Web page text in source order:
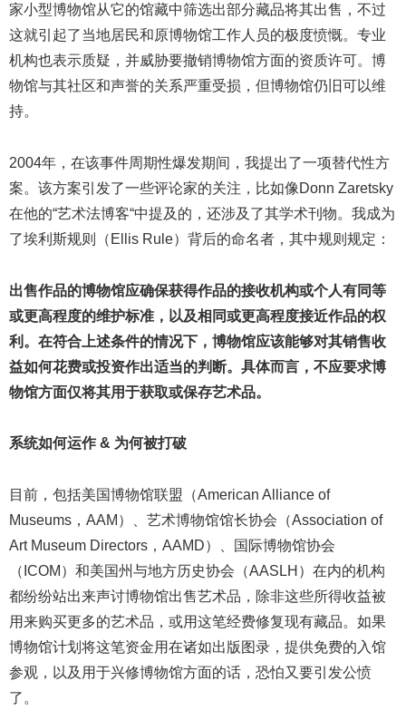
家小型博物馆从它的馆藏中筛选出部分藏品将其出售，不过
这就引起了当地居民和原博物馆工作人员的极度愤慨。专业
机构也表示质疑，并威胁要撤销博物馆方面的资质许可。博
物馆与其社区和声誉的关系严重受损，但博物馆仍旧可以维
持。
2004年，在该事件周期性爆发期间，我提出了一项替代性方
案。该方案引发了一些评论家的关注，比如像Donn Zaretsky
在他的“艺术法博客“中提及的，还涉及了其学术刊物。我成为
了埃利斯规则（Ellis Rule）背后的命名者，其中规则规定：
出售作品的博物馆应确保获得作品的接收机构或个人有同等
或更高程度的维护标准，以及相同或更高程度接近作品的权
利。在符合上述条件的情况下，博物馆应该能够对其销售收
益如何花费或投资作出适当的判断。具体而言，不应要求博
物馆方面仅将其用于获取或保存艺术品。
系统如何运作 & 为何被打破
目前，包括美国博物馆联盟（American Alliance of
Museums，AAM）、艺术博物馆馆长协会（Association of
Art Museum Directors，AAMD）、国际博物馆协会
（ICOM）和美国州与地方历史协会（AASLH）在内的机构
都纷纷站出来声讨博物馆出售艺术品，除非这些所得收益被
用来购买更多的艺术品，或用这笔经费修复现有藏品。如果
博物馆计划将这笔资金用在诸如出版图录，提供免费的入馆
参观，以及用于兴修博物馆方面的话，恐怕又要引发公愤
了。